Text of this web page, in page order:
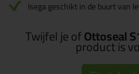
Isega geschikt in de buurt van
Twijfel je ofOttoseal
product is